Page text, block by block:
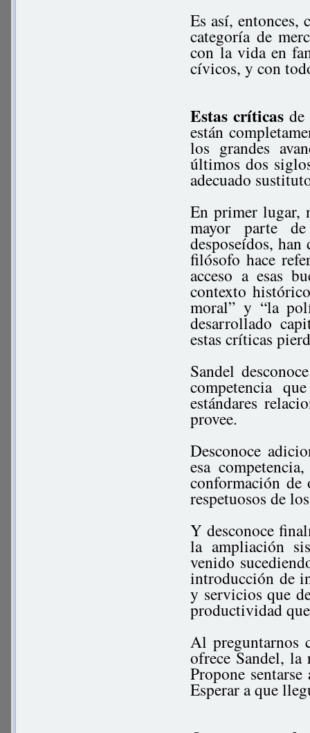
Es así, entonces,
categoría de
con la vida en
cívicos, y con
Estas críticas
están
los grandes
últimos dos
adecuado
En primer lugar,
mayor parte
desposeídos,
filósofo hace
acceso a esas
contexto
moral” y “la
desarrollado
estas críticas
Sandel
competencia
estándares
provee.
Desconoce
esa
conformación de
respetuosos de
Y desconoce
la ampliación
venido
introducción de
y servicios que
productividad
Al preguntarnos
ofrece Sandel, la
Propone
Esperar a que